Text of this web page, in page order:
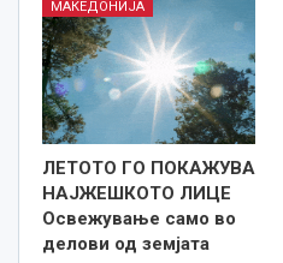
МАКЕДОНИЈА
ЛЕТОТО ГО ПОКАЖУВА
НАЈЖЕШКОТО ЛИЦE
Освежување само во
делови од земјата